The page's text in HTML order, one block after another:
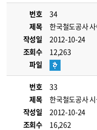
번호
34
제목
한국철도공사
작성일
2012-10-24
조회수
12,263
파일
번호
33
제목
한국철도공사
작성일
2012-10-24
조회수
16,262